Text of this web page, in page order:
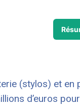
(stylos) et
d’euros